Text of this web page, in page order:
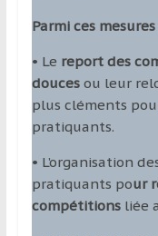
Parmi ces mesures
• Le report des
doucesou leur
plus cléments
pratiquants.
• L’organisation
pratiquants pour
compétitions liée